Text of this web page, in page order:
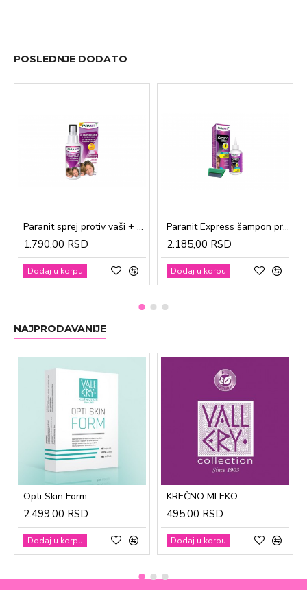
POSLEDNJE DODATO
Paranit sprej protiv vaši + češalj 100ml
1.790,00 RSD
Dodaj u korpu
Paranit Express šampon protiv vaši + češalj 200ml
2.185,00 RSD
Dodaj u korpu
NAJPRODAVANIJE
Opti Skin Form
2.499,00 RSD
Dodaj u korpu
KREČNO MLEKO
495,00 RSD
Dodaj u korpu